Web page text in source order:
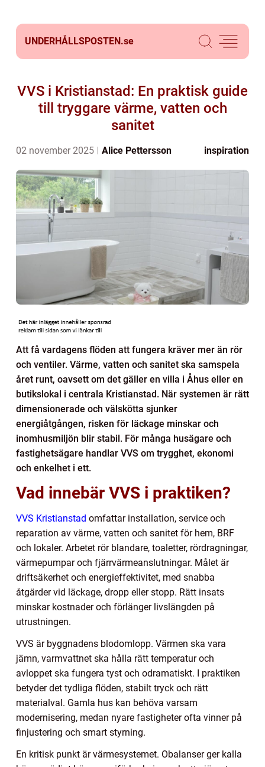
UNDERHÅLLSPOSTEN.se
VVS i Kristianstad: En praktisk guide
till tryggare värme, vatten och
sanitet
02 november 2025 Alice Pettersson inspiration
Att få vardagens flöden att fungera kräver mer än rör
och ventiler. Värme, vatten och sanitet ska samspela
året runt, oavsett om det gäller en villa i Åhus eller en
butikslokal i centrala Kristianstad. När systemen är rätt
dimensionerade och välskötta sjunker
energiåtgången, risken för läckage minskar och
inomhusmiljön blir stabil. För många husägare och
fastighetsägare handlar VVS om trygghet, ekonomi
och enkelhet i ett.
Vad innebär VVS i praktiken?
VVS Kristianstad omfattar installation, service och
reparation av värme, vatten och sanitet för hem, BRF
och lokaler. Arbetet rör blandare, toaletter, rördragningar,
värmepumpar och fjärrvärmeanslutningar. Målet är
driftsäkerhet och energieffektivitet, med snabba
åtgärder vid läckage, dropp eller stopp. Rätt insats
minskar kostnader och förlänger livslängden på
utrustningen.
VVS är byggnadens blodomlopp. Värmen ska vara
jämn, varmvattnet ska hålla rätt temperatur och
avloppet ska fungera tyst och odramatiskt. I praktiken
betyder det tydliga flöden, stabilt tryck och rätt
materialval. Gamla hus kan behöva varsam
modernisering, medan nyare fastigheter ofta vinner på
finjustering och smart styrning.
En kritisk punkt är värmesystemet. Obalanser ger kalla